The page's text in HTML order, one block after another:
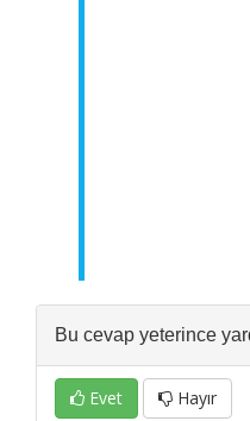
Bu cevap yeterince
Evet Hayır